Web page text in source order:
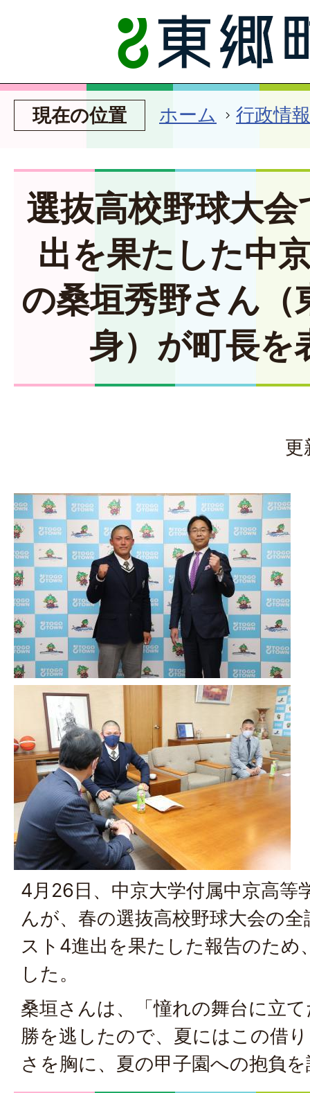
現在の位置 ホーム 行政情報
選抜高校野球大
出を果たした中
の桑垣秀野さん（
身）が町長を
更
4月26日、中京大学付属中京高等
んが、春の選抜高校野球大会の
スト4進出を果たした報告のため
した。
桑垣さんは、「憧れの舞台に立
勝を逃したので、夏にはこの借
さを胸に、夏の甲子園への抱負